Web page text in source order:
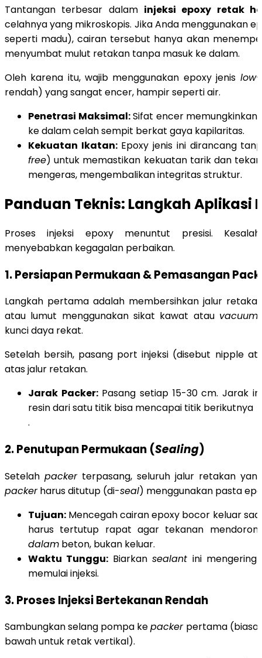
Tantangan terbesar dalam injeksi epoxy retak
celahnya yang mikroskopis. Jika Anda menggunakan
seperti madu), cairan tersebut hanya akan
menyumbat mulut retakan tanpa masuk ke dalam.
Oleh karena itu, wajib menggunakan epoxy jenis
rendah) yang sangat encer, hampir seperti air.
Penetrasi Maksimal:Sifat encer memungkinkan
ke dalam celah sempit berkat gaya kapilaritas.
Kekuatan Ikatan:Epoxy jenis ini dirancang
free) untuk memastikan kekuatan tarik dan
mengeras, mengembalikan integritas struktur.
Panduan Teknis: Langkah Aplikasi
Proses injeksi epoxy menuntut presisi.
menyebabkan kegagalan perbaikan.
1. Persiapan Permukaan & Pemasangan
Langkah pertama adalah membersihkan jalur
atau lumut menggunakan sikat kawat atau vacuum
kunci daya rekat.
Setelah bersih, pasang port injeksi (disebut nipple
atas jalur retakan.
Jarak Packer:Pasang setiap 15-30 cm. Jarak
resin dari satu titik bisa mencapai titik berikutnya
.
2. Penutupan Permukaan (Sealing)
Setelah packerterpasang, seluruh jalur retakan
packerharus ditutup (di-seal) menggunakan pasta
Tujuan: Mencegah cairan epoxy bocor keluar
harus tertutup rapat agar tekanan
dalam beton, bukan keluar.
Waktu Tunggu: Biarkansealant ini mengering
memulai injeksi.
3. Proses Injeksi Bertekanan Rendah
Sambungkan selang pompa kepackerpertama
bawah untuk retak vertikal).